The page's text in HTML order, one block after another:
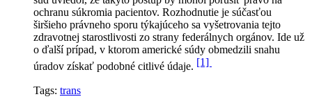
ochranu súkromia pacientov. Rozhodnutie je súčasťou
širšieho právneho sporu týkajúceho sa vyšetrovania tejto
zdravotnej starostlivosti zo strany federálnych orgánov. Ide už
o ďalší prípad, v ktorom americké súdy obmedzili snahu
úradov získať podobné citlivé údaje. [1]
Tags: trans